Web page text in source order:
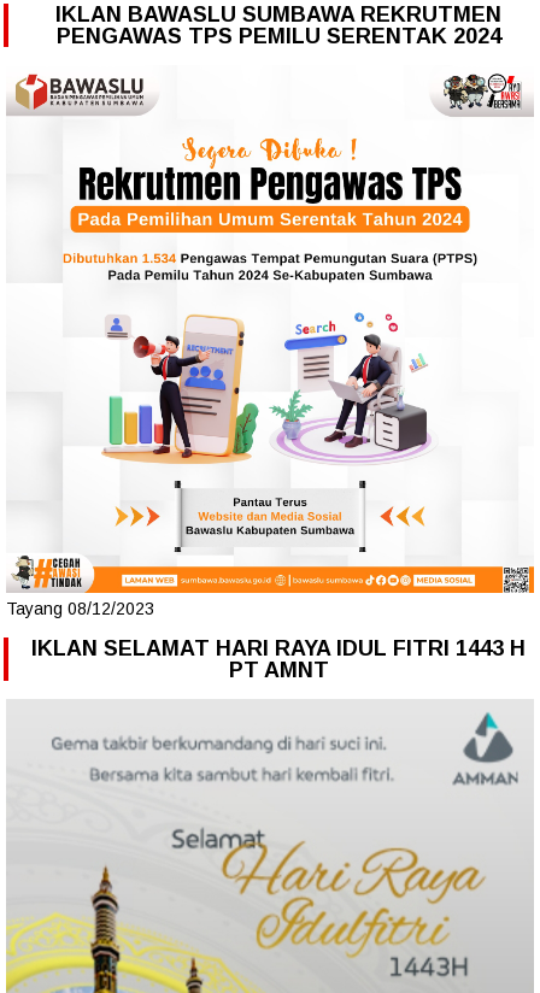
IKLAN BAWASLU SUMBAWA REKRUTMEN
PENGAWAS TPS PEMILU SERENTAK 2024
Tayang 08/12/2023
IKLAN SELAMAT HARI RAYA IDUL FITRI 1443 H
PT AMNT